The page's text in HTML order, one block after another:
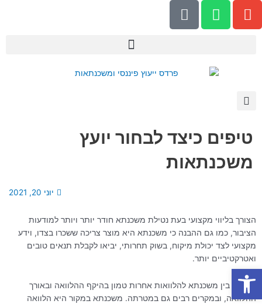
לתוכן
E
n
p
e
W
h
s
a
P
h
טיפים כיצד לבחור יועץ
משכנתאות
יוני 20, 2021
הצורך בליווי מקצועי בעת נטילת משכנתא חודר יותר ויותר למודעות
הציבור, כמו גם ההבנה כי משכנתא היא מוצר צריכה ששכרו בצדו, וידע
מקצועי לצד יכולת מיקוח, בשוק תחרותי, יביאו לקבלת תנאים טובים
ואטרקטיביים יותר.
ההבדל בין משכנתא להלוואות אחרות טמון בהיקף ההלוואה ובאורך
ההלוואה, ובמקרים רבים גם במטרתה. משכנתא במקור היא הלוואה
פתח סרגל נגישות